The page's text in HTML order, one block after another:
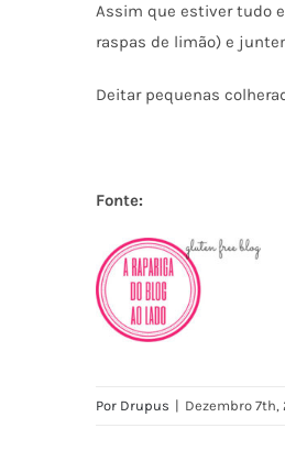
Assim que estiver tudo
raspas de limão) e
Deitar pequenas
Fonte:
Por Drupus | Dezembro 7th,